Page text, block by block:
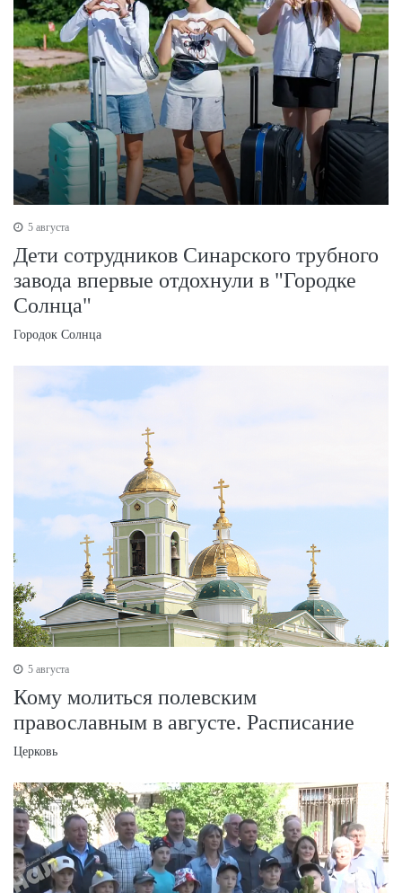
5 августа
Дети сотрудников Синарского трубного
завода впервые отдохнули в "Городке
Солнца"
Городок Солнца
5 августа
Кому молиться полевским
православным в августе. Расписание
Церковь